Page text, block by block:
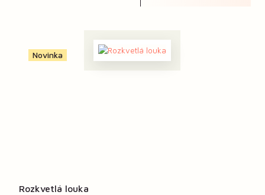
Novinka
Rozkvetlá louka